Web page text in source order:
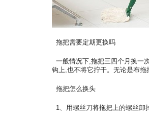
拖把需要定期更换吗
一般情况下,拖把三四个月换一
钩上,也不将它拧干。无论是布拖
拖把怎么换头
1、用螺丝刀将拖把上的螺丝卸